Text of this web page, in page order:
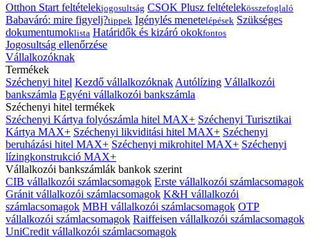
Otthon Start feltételekjogosultság CSOK Plusz feltételekösszefoglaló
Babaváró: mire figyelj?tippek Igénylés menetelépések Szükséges
dokumentumoklista Határidők és kizáró okokfontos
Jogosultság ellenőrzése
Vállalkozóknak
Termékek
Széchenyi hitel Kezdő vállalkozóknak Autólízing Vállalkozói
bankszámla Egyéni vállalkozói bankszámla
Széchenyi hitel termékek
Széchenyi Kártya folyószámla hitel MAX+ Széchenyi Turisztikai
Kártya MAX+ Széchenyi likviditási hitel MAX+ Széchenyi
beruházási hitel MAX+ Széchenyi mikrohitel MAX+ Széchenyi
lízingkonstrukció MAX+
Vállalkozói bankszámlák bankok szerint
CIB vállalkozói számlacsomagok Erste vállalkozói számlacsomagok
Gránit vállalkozói számlacsomagok K&H vállalkozói
számlacsomagok MBH vállalkozói számlacsomagok OTP
vállalkozói számlacsomagok Raiffeisen vállalkozói számlacsomagok
UniCredit vállalkozói számlacsomagok